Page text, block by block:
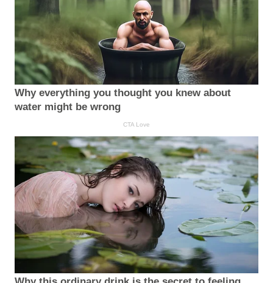
Why everything you thought you knew about
water might be wrong
CTA Love